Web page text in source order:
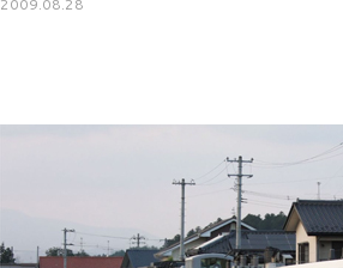
2009.08.28